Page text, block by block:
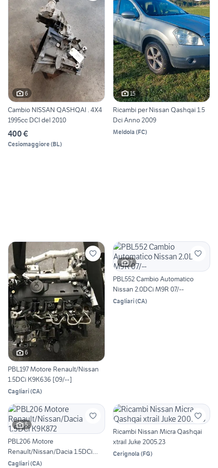
6
Cambio NISSAN QASHQAI . 4X4
1995cc DCI del 2010
400 €
Cesiomaggiore(BL)
15
Ricambi per Nissan Qashqai 1.5
Dci Anno 2009
Meldola (FC)
6
PBL197 Motore Renault/Nissan
1.5DCi K9K636 [09/--]
Cagliari(CA)
7
PBL552 Cambio Automatico
Nissan 2.0DCi M9R 07/--
Cagliari(CA)
5
PBL206 Motore
Renault/Nissan/Dacia 1.5DCi
K9K872
Cagliari(CA)
Ricambi Nissan Micra Qashqai
xtrail Juke 2005.23
Cerignola (FG)